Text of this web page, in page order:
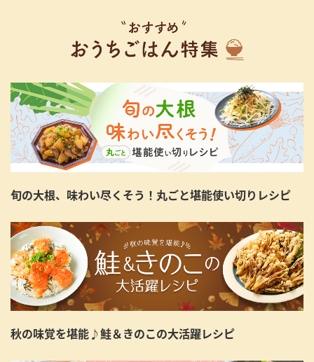
旬の大根、味わい尽くそう！丸ごと堪能使い切りレシピ
秋の味覚を堪能♪鮭＆きのこの大活躍レシピ